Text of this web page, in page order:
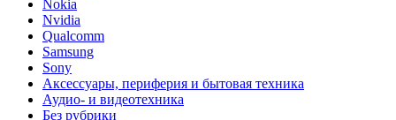
Nokia
Nvidia
Qualcomm
Samsung
Sony
Аксессуары, периферия и бытовая техника
Аудио- и видеотехника
Без рубрики